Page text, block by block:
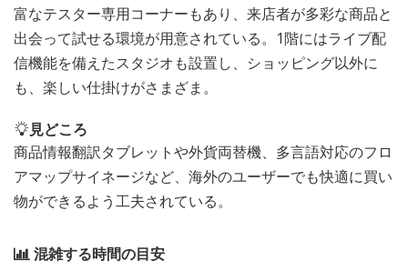
富なテスター専用コーナーもあり、来店者が多彩な商品と
出会って試せる環境が用意されている。1階にはライブ配
信機能を備えたスタジオも設置し、ショッピング以外に
も、楽しい仕掛けがさまざま。
見どころ
商品情報翻訳タブレットや外貨両替機、多言語対応のフロ
アマップサイネージなど、海外のユーザーでも快適に買い
物ができるよう工夫されている。
混雑する時間の目安